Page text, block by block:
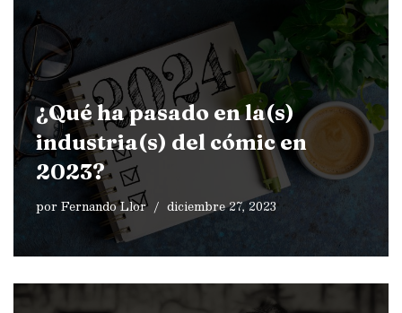
¿Qué ha pasado en la(s)
industria(s) del cómic en
2023?
porFernando Llor diciembre 27, 2023